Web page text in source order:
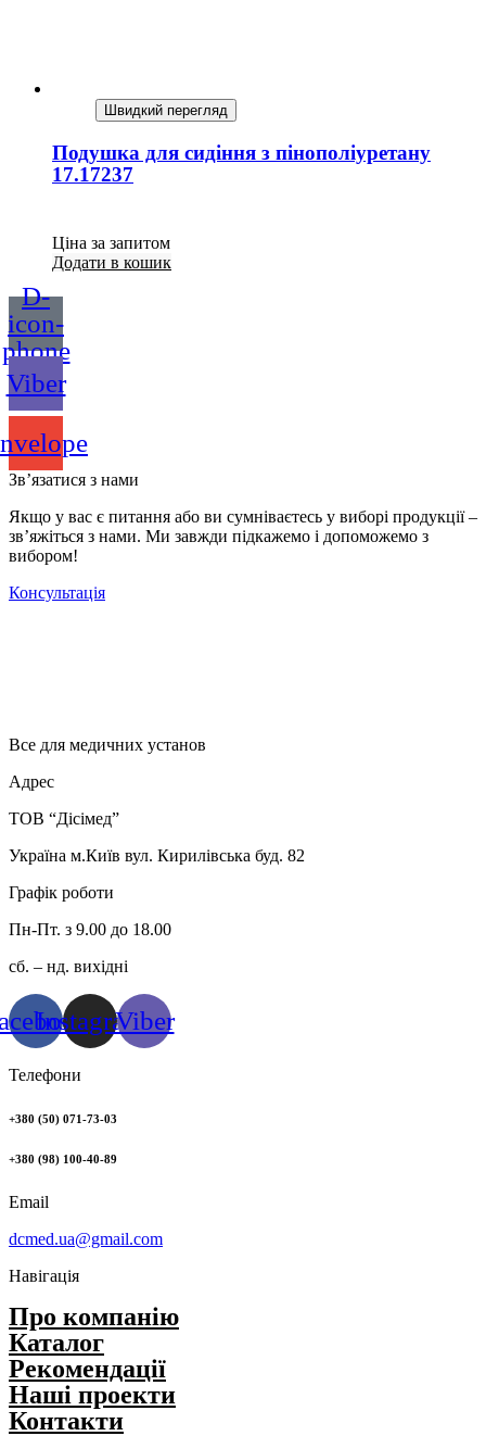
Швидкий перегляд
Подушка для сидіння з пінополіуретану
17.17237
Ціна за запитом
Додати в кошик
D-
icon-
phone
Viber
Зв’язатися з нами
Якщо у вас є питання або ви сумніваєтесь у виборі продукції –
зв’яжіться з нами. Ми завжди підкажемо і допоможемо з
вибором!
Консультація
Все для медичних установ
Адрес
ТОВ “Дісімед”
Україна м.Київ вул. Кирилівська буд. 82
Графік роботи
Пн-Пт. з 9.00 до 18.00
сб. – нд. вихідні
InstagramViber
Телефони
+380 (50) 071-73-03
+380 (98) 100-40-89
Email
dcmed.ua@gmail.com
Навігація
Про компанію
Каталог
Рекомендації
Нашi проекти
Контакти